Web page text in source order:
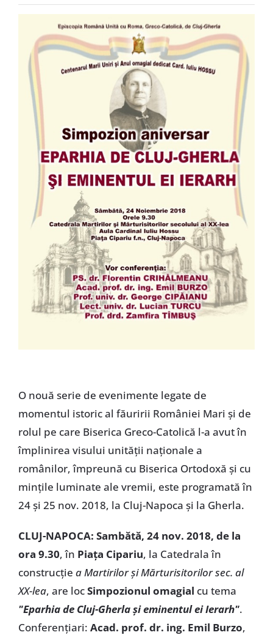
O nouă serie de evenimente legate de
momentul istoric al făuririi României Mari și de
rolul pe care Biserica Greco-Catolică l-a avut în
împlinirea visului unității naționale a
românilor, împreună cu Biserica Ortodoxă și cu
mințile luminate ale vremii, este programată în
24 și 25 nov. 2018, la Cluj-Napoca și la Gherla.
CLUJ-NAPOCA: Sambătă, 24 nov. 2018, de la
ora 9.30, în Piața Cipariu, la Catedrala în
construcție a Martirilor și Mărturisitorilor sec. al
XX-lea, are locSimpozionul omagial cu tema
"Eparhia de Cluj-Gherla și eminentul ei Ierarh".
Conferențiari: Acad. prof. dr. ing. Emil Burzo,